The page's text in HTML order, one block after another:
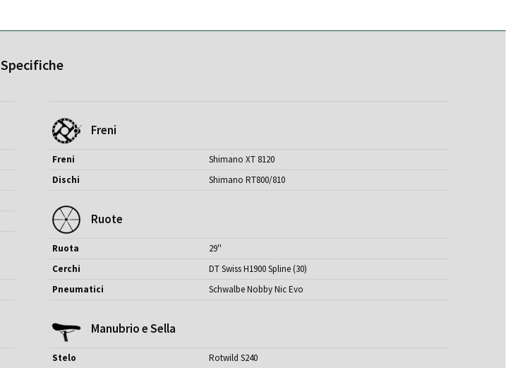
Specifiche
Freni
Freni
Shimano XT 8120
Dischi
Shimano RT800/810
Ruote
Ruota
29''
Cerchi
DT Swiss H1900 Spline (30)
Pneumatici
Schwalbe Nobby Nic Evo
Manubrio e Sella
Stelo Rotwild S240